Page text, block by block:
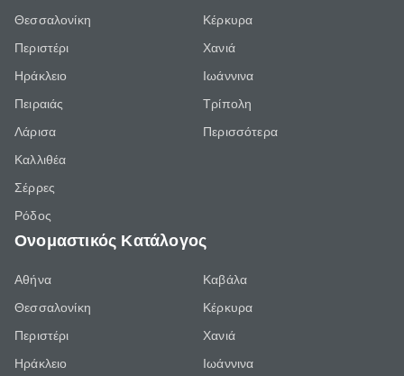
Θεσσαλονίκη
Περιστέρι
Ηράκλειο
Πειραιάς
Λάρισα
Καλλιθέα
Σέρρες
Ρόδος
Κέρκυρα
Χανιά
Ιωάννινα
Τρίπολη
Περισσότερα
Ονομαστικός Κατάλογος
Αθήνα
Θεσσαλονίκη
Περιστέρι
Ηράκλειο
Καβάλα
Κέρκυρα
Χανιά
Ιωάννινα